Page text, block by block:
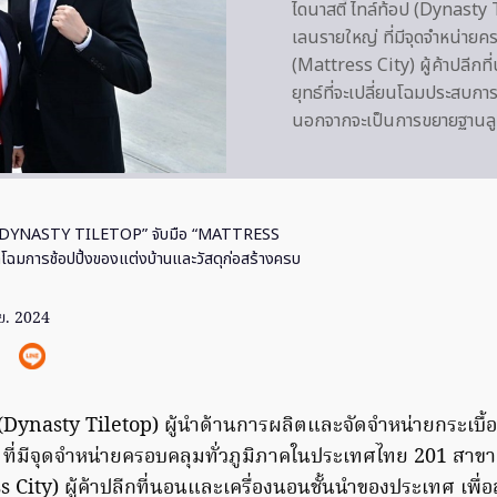
ไดนาสตี้ ไทล์ท้อป (Dynasty
เลนรายใหญ่ ที่มีจุดจำหน่าย
(Mattress City) ผู้ค้าปลีกที่
ยุทธ์ที่จะเปลี่ยนโฉมประสบก
นอกจากจะเป็นการขยายฐา
TILETOP” จับมือ “MATTRESS
ฉมการช้อปปิ้งของแต่งบ้านและวัสดุก่อสร้างครบ
. 2024
Tiletop) ผู้นำด้านการผลิตและจัดจำหน่ายกระเบื้
มีจุดจำหน่ายครอบคลุมทั่วภูมิภาคในประเทศไทย 201 สา
City) ผู้ค้าปลีกที่นอนและเครื่องนอนชั้นนำของประเทศ เพื่